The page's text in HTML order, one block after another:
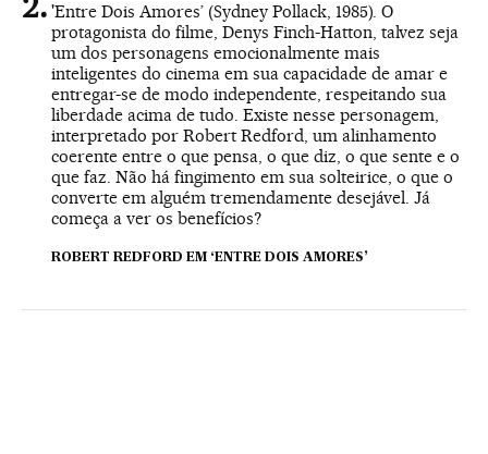
'Entre Dois Amores’ (Sydney Pollack, 1985). O
protagonista do filme, Denys Finch-Hatton, talvez seja
um dos personagens emocionalmente mais
inteligentes do cinema em sua capacidade de amar e
entregar-se de modo independente, respeitando sua
liberdade acima de tudo. Existe nesse personagem,
interpretado por Robert Redford, um alinhamento
coerente entre o que pensa, o que diz, o que sente e o
que faz. Não há fingimento em sua solteirice, o que o
converte em alguém tremendamente desejável. Já
começa a ver os benefícios?
ROBERT REDFORD EM ‘ENTRE DOIS AMORES’